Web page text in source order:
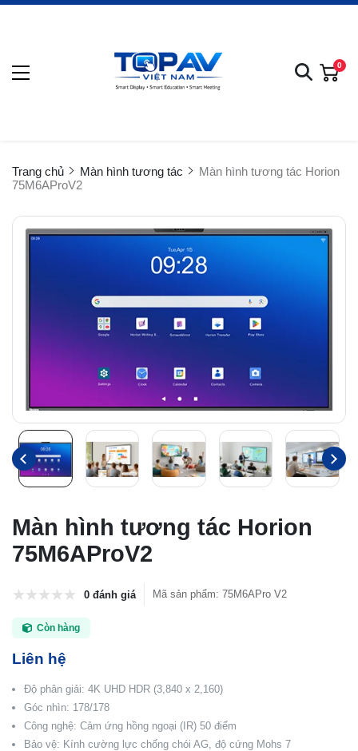
0
Trang chủ Màn hình tương tác
Màn hình tương tác Horion
75M6AProV2
Màn hình tương tác Horion
75M6AProV2
0 đánh giá Mã sản phẩm: 75M6APro V2
Còn hàng
Liên hệ
Độ phân giải: 4K UHD HDR (3,840 x 2,160)
Góc nhìn: 178/178
Công nghệ: Cảm ứng hồng ngoại (IR) 50 điểm
Bảo vệ: Kính cường lực chống chói AG, độ cứng Mohs 7